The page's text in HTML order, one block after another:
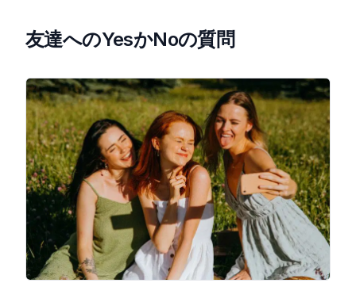
友達へのYesかNoの質問